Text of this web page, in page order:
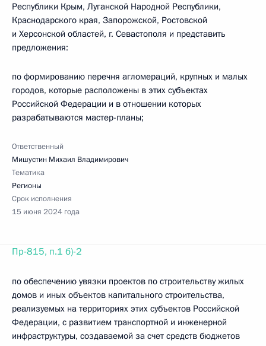
Республики Крым, Луганской Народной Республики,
Краснодарского края, Запорожской, Ростовской
и Херсонской областей, г. Севастополя и представить
предложения:
по формированию перечня агломераций, крупных и малых
городов, которые расположены в этих субъектах
Российской Федерации и в отношении которых
разрабатываются мастер-планы;
Ответственный
Мишустин Михаил Владимирович
Тематика
Регионы
Срок исполнения
15 июня 2024 года
Пр-815, п.1 б)-2
по обеспечению увязки проектов по строительству жилых
домов и иных объектов капитального строительства,
реализуемых на территориях этих субъектов Российской
Федерации, с развитием транспортной и инженерной
инфраструктуры, создаваемой за счет средств бюджетов